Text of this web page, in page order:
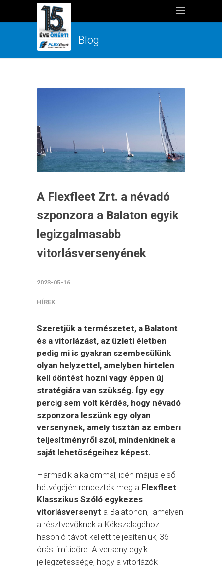
Blog
A Flexfleet Zrt. a névadó
szponzora a Balaton egyik
legizgalmasabb
vitorlásversenyének
2023-05-16
HÍREK
Szeretjük a természetet, a Balatont
és a vitorlázást, az üzleti életben
pedig mi is gyakran szembesülünk
olyan helyzettel, amelyben hirtelen
kell döntést hozni vagy éppen új
stratégiára van szükség. Így egy
percig sem volt kérdés, hogy névadó
szponzora leszünk egy olyan
versenynek, amely tisztán az emberi
teljesítményről szól, mindenkinek a
saját lehetőségeihez képest.
Harmadik alkalommal, idén május első
hétvégéjén rendezték meg a Flexfleet
Klasszikus Szóló egykezes
vitorlásversenyt a Balatonon, amelyen
a résztvevőknek a Kékszalagéhoz
hasonló távot kellett teljesíteniük, 36
órás limitidőre. A verseny egyik
jellegzetessége, hogy a vitorlázók